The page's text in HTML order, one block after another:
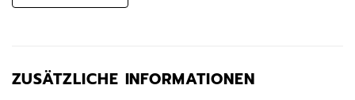
ZUSÄTZLICHE INFORMATIONEN